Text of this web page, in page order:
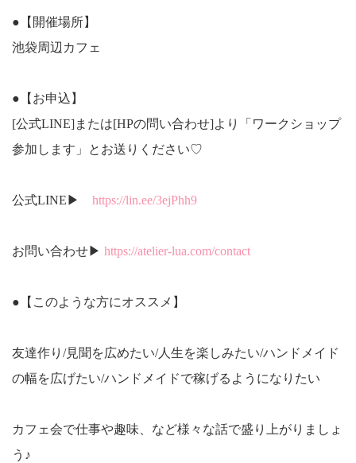
●【開催場所】
池袋周辺カフェ
●【お申込】
[公式LINE]または[HPの問い合わせ]より「ワークショップ
参加します」とお送りください♡
公式LINE▶ https://lin.ee/3ejPhh9
お問い合わせ▶ https://atelier-lua.com/contact
●【このような方にオススメ】
友達作り/見聞を広めたい/人生を楽しみたい/ハンドメイド
の幅を広げたい/ハンドメイドで稼げるようになりたい
カフェ会で仕事や趣味、など様々な話で盛り上がりましょ
う♪